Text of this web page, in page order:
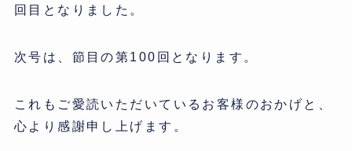
回目となりました。
次号は、節目の第100回となります。
これもご愛読いただいているお客様のおかげと、
心より感謝申し上げます。